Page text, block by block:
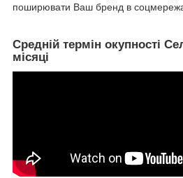
поширювати Ваш бренд в
Средній термін окупності
місяці